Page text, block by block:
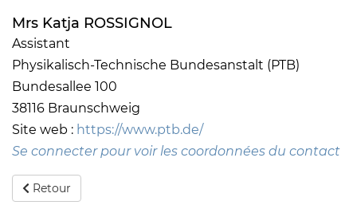
Mrs Katja ROSSIGNOL
Assistant
Physikalisch-Technische Bundesanstalt (PTB)
Bundesallee 100
38116 Braunschweig
Site web : https://www.ptb.de/
Se connecter pour voir les coordonnées du contact
Retour